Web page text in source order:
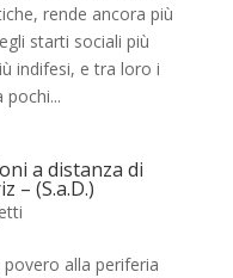
rende ancora più
starti sociali più
indifesi, e tra loro i
pochi...
a distanza di
– (S.a.D.)
alla periferia